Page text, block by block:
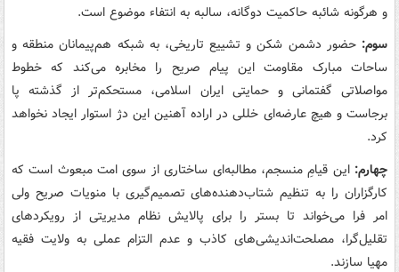
و هرگونه شائبه حاکمیت دوگانه، سالبه به انتفاء موضوع است.
سوم:حضور دشمن شکن و تشییع تاریخی، به شبکه هم‌پیمانان منطقه و
ساحات مبارک مقاومت این پیام صریح را مخابره می‌کند که خطوط
مواصلاتی گفتمانی و حمایتی ایران اسلامی، مستحکم‌تر از گذشته پا
برجاست و هیچ عارضه‌ای خللی در اراده آهنین این دژ استوار ایجاد نخواهد
کرد.
چهارم: این قیامِ منسجم، مطالبه‌ای ساختاری از سوی امت مبعوث است که
کارگزاران را به تنظیم شتاب‌دهنده‌های تصمیم‌گیری با منویات صریح ولی
امر فرا می‌خواند تا بستر را برای پالایش نظام مدیریتی از رویکردهای
تقلیل‌گرا، مصلحت‌اندیشی‌های کاذب و عدم التزام عملی به ولایت فقیه
مهیا سازند.